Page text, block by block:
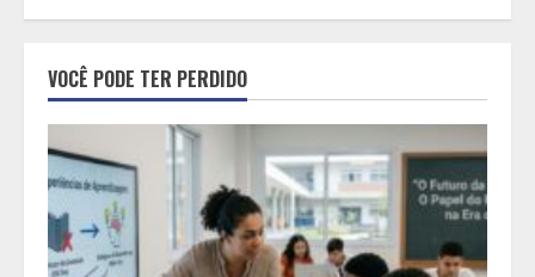
2
garante 12 vagas para etapas
nacionais em segunda etapa do
JEMG, em Pará de Minas
Grandes marcas, preços baixos e
uma causa que transforma vidas
VOCÊ PODE TER PERDIDO